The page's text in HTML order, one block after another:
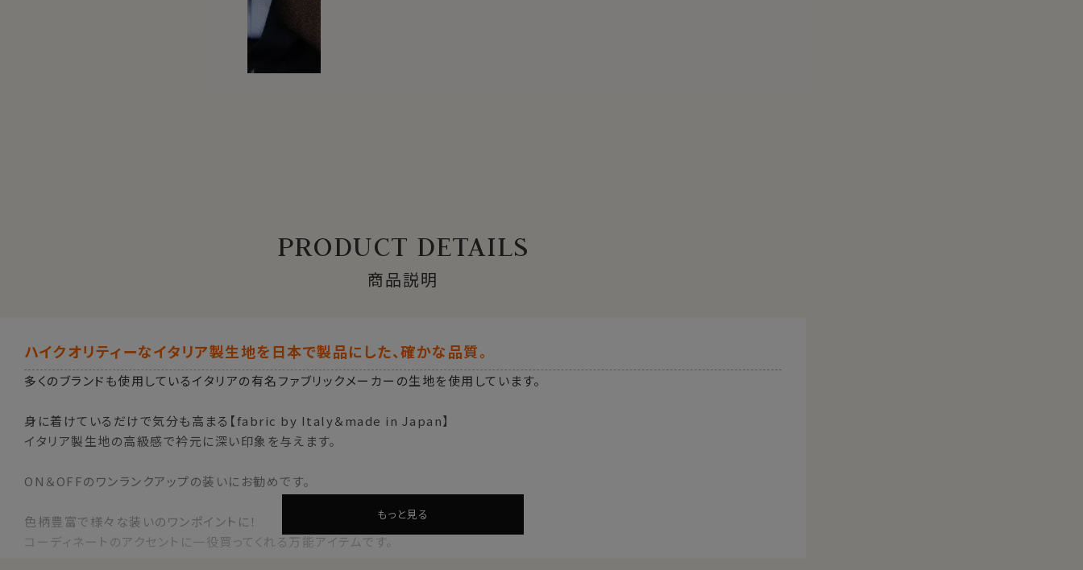
PRODUCT DETAILS
商品説明
ハイクオリティーなイタリア製生地を日本で製品にした、確かな品質。
多くのブランドも使用しているイタリアの有名ファブリックメーカーの生地を使用しています。
身に着けているだけで気分も高まる【fabric by Italy＆made in Japan】
イタリア製生地の高級感で衿元に深い印象を与えます。
ON＆OFFのワンランクアップの装いにお勧めです。
色柄豊富で様々な装いのワンポイントに！
コーディネートのアクセントに一役買ってくれる万能アイテムです。
もっと見る